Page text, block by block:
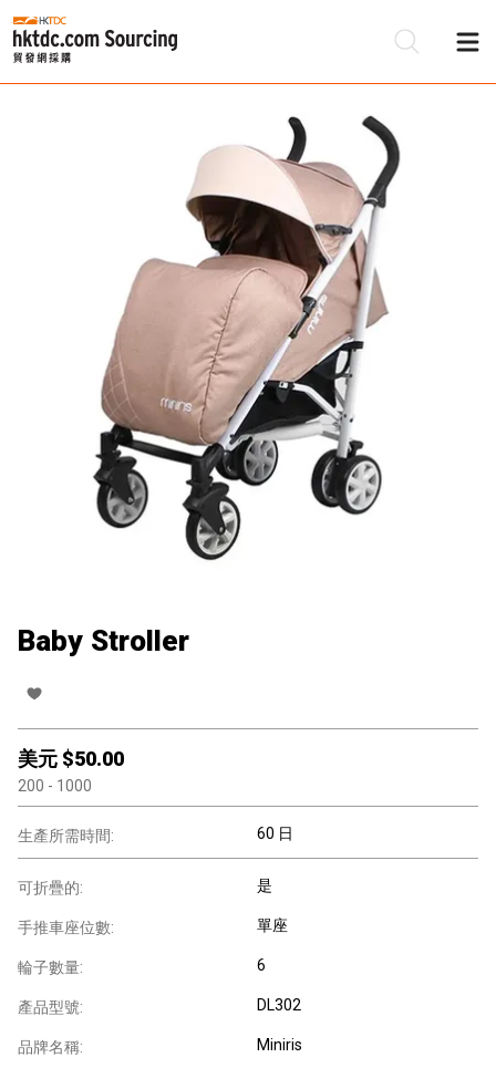
Baby Stroller
美元 $50.00
200 - 1000
生產所需時間: 60 日
可折疊的: 是
手推車座位數: 單座
輪子數量: 6
產品型號: DL302
品牌名稱: Miniris